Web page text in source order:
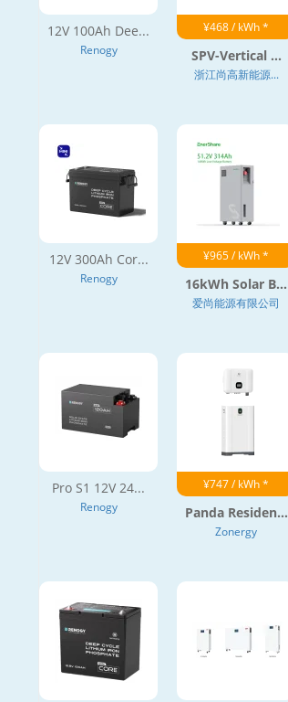
12V 100Ah Dee...
Renogy
¥468 / kWh *
SPV-Vertical ...
浙江尚高新能源...
12V 300Ah Cor...
Renogy
¥965 / kWh *
16kWh Solar B...
爱尚能源有限公司
Pro S1 12V 24...
Renogy
¥747 / kWh *
Panda Residen...
Zonergy